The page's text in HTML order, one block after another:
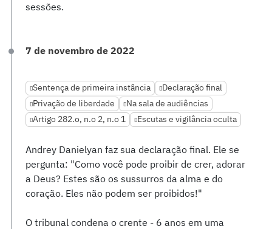
sessões.
7 de novembro de 2022
Sentença de primeira instância
Declaração final
Privação de liberdade
Na sala de audiências
Artigo 282.o, n.o 2, n.o 1
Escutas e vigilância oculta
Andrey Danielyan faz sua declaração final. Ele se
pergunta: "Como você pode proibir de crer, adorar
a Deus? Estes são os sussurros da alma e do
coração. Eles não podem ser proibidos!"
O tribunal condena o crente - 6 anos em uma